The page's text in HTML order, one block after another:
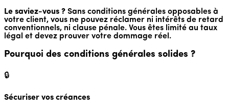
Le saviez-vous ? Sans conditions générales opposables à
votre client, vous ne pouvez réclamer ni intérêts de retard
conventionnels, ni clause pénale. Vous êtes limité au taux
légal et devez prouver votre dommage réel.
Pourquoi des conditions générales solides ?
🔒
Sécuriser vos créances